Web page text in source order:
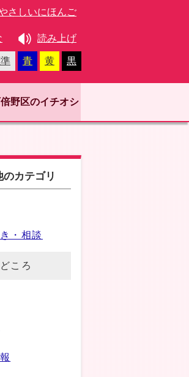
さしいにほんご
読み上げ
青 黄 黒
野区のイチオシ
カテゴリ
・相談
ころ